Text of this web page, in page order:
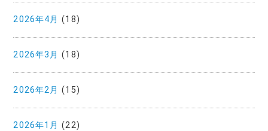
2026年4月 (18)
2026年3月 (18)
2026年2月 (15)
2026年1月 (22)